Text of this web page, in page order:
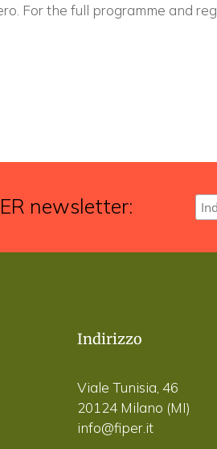
For the full programme and
newsletter:
Indirizzo
Viale Tunisia, 46
20124 Milano (MI)
info@fiper.it
ISCRIVITI ALLA